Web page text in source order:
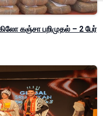
கஞ்சா பறிமுதல் – 2 பேர்